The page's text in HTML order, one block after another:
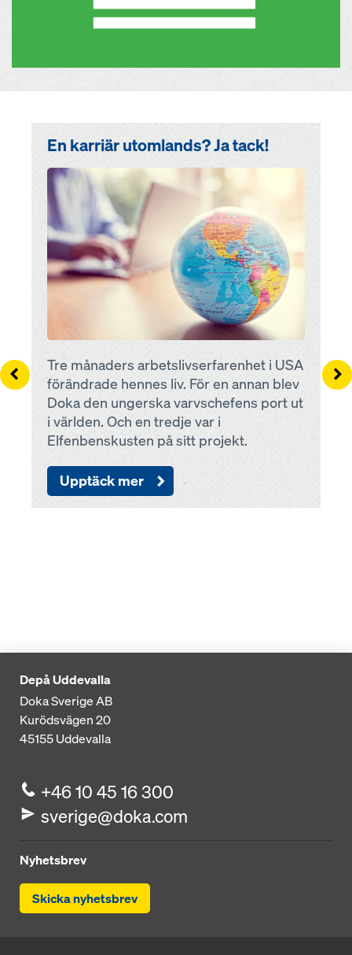
En karriär utomlands? Ja tack!
Open
Tre månaders arbetslivserfarenhet i USA
förändrade hennes liv. För en annan blev
Doka den ungerska varvschefens port ut
i världen. Och en tredje var i
Elfenbenskusten på sitt projekt.
Upptäck mer
Left
Depå Uddevalla
Doka Sverige AB
Kurödsvägen 20
45155Uddevalla
+46 10 45 16 300
sverige@doka.com
Nyhetsbrev
Skicka nyhetsbrev